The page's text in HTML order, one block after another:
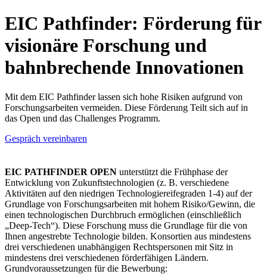
EIC Pathfinder: Förderung für
visionäre Forschung und
bahnbrechende Innovationen
Mit dem EIC Pathfinder lassen sich hohe Risiken aufgrund von
Forschungsarbeiten vermeiden. Diese Förderung Teilt sich auf in
das Open und das Challenges Programm.
Gespräch vereinbaren
EIC PATHFINDER OPEN unterstützt die Frühphase der
Entwicklung von Zukunftstechnologien (z. B. verschiedene
Aktivitäten auf den niedrigen Technologiereifegraden 1-4) auf der
Grundlage von Forschungsarbeiten mit hohem Risiko/Gewinn, die
einen technologischen Durchbruch ermöglichen (einschließlich
„Deep-Tech“). Diese Forschung muss die Grundlage für die von
Ihnen angestrebte Technologie bilden. Konsortien aus mindestens
drei verschiedenen unabhängigen Rechtspersonen mit Sitz in
mindestens drei verschiedenen förderfähigen Ländern.
Grundvoraussetzungen für die Bewerbung: